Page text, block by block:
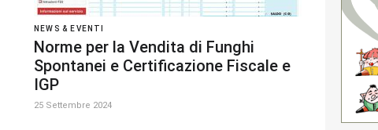
NEWS & EVENTI
Norme per la Vendita di Funghi
Spontanei e Certificazione Fiscale e
IGP
25 Settembre 2024